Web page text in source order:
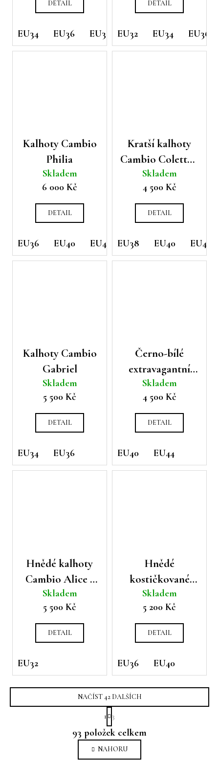
DETAIL
EU34 EU36 EU38 EU44
DETAIL
EU32 EU34 EU36
Kalhoty Cambio
Philia
Skladem
6 000 Kč
DETAIL
EU36 EU40 EU44 EU46
Kratší kalhoty
Cambio Colette s
pruhy
Skladem
4 500 Kč
DETAIL
EU38 EU40 EU42
Kalhoty Cambio
Gabriel
Skladem
5 500 Kč
DETAIL
EU34 EU36
Černo-bílé
extravagantní
kalhoty Cambio
Ranee s
rozšířenými
nohavicemi
Skladem
4 500 Kč
DETAIL
EU40 EU44
Hnědé kalhoty
Cambio Alice s
graffiti vzorem
Skladem
5 500 Kč
DETAIL
EU32
Hnědé
kostičkované
kalhoty Cambio
Rhona s puky
Skladem
5 200 Kč
DETAIL
EU36 EU40
O
v
l
á
NAČÍST 42 DALŠÍCH
S
t
r
á
n
k
1 3
93 položek celkem
NAHORU